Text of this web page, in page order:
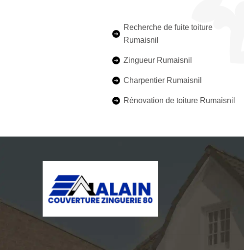
Recherche de fuite toiture
Rumaisnil
Zingueur Rumaisnil
Charpentier Rumaisnil
Rénovation de toiture Rumaisnil